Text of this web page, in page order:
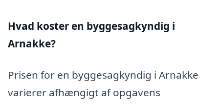
Hvad koster en byggesagkyndig i
Arnakke?
Prisen for en byggesagkyndig i Arnakke
varierer afhængigt af opgavens